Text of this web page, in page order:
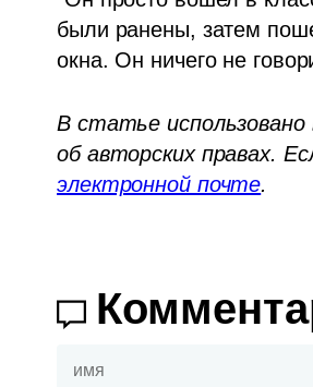
были ранены, затем
окна. Он ничего не
В статье использовано
об авторских правах.
электронной почте.